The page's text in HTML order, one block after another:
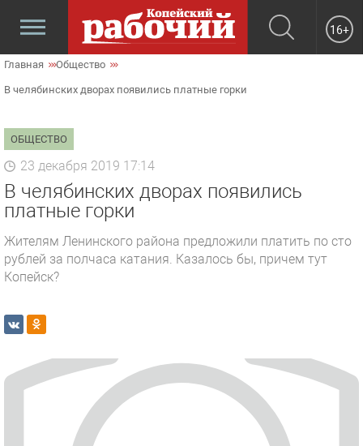
16+
Главная Общество
В челябинских дворах появились платные горки
ОБЩЕСТВО
23 декабря 2019 17:14
В челябинских дворах появились
платные горки
Жителям Ленинского района предложили платить по сто
рублей за полчаса катания. Казалось бы, причем тут
Копейск?